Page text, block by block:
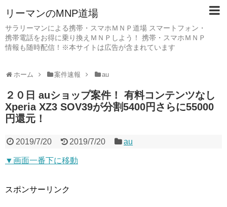
リーマンのMNP道場
サラリーマンによる携帯・スマホＭＮＰ道場 スマートフォン・
携帯電話をお得に乗り換えＭＮＰしよう！ 携帯・スマホＭＮＰ
情報も随時配信！※本サイトは広告が含まれています
ホーム 案件速報 au
２０日 auショップ案件！ 有料コンテンツなし
Xperia XZ3 SOV39が分割5400円さらに55000
円還元！
2019/7/20 2019/7/20 au
▼画面一番下に移動
スポンサーリンク